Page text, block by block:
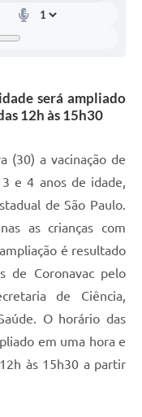
de
será ampliado
12h às 15h30
(30) a vacinação de
e 4 anos de idade,
de São Paulo.
as crianças com
é resultado
de Coronavac pelo
de Ciência,
O horário das
em uma hora e
às 15h30 a partir